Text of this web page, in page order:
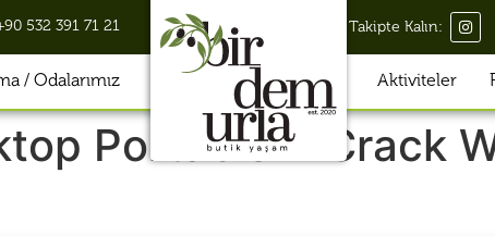
532 391 71 21 Takipte Kalın:
/ Odalarımız Aktiviteler
Portable + Crack